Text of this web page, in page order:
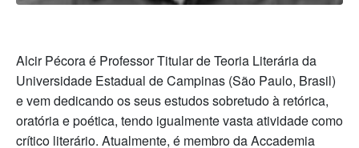
Alcir Pécora é Professor Titular de Teoria Literária da
Universidade Estadual de Campinas (São Paulo, Brasil)
e vem dedicando os seus estudos sobretudo à retórica,
oratória e poética, tendo igualmente vasta atividade como
crítico literário. Atualmente, é membro da Accademia